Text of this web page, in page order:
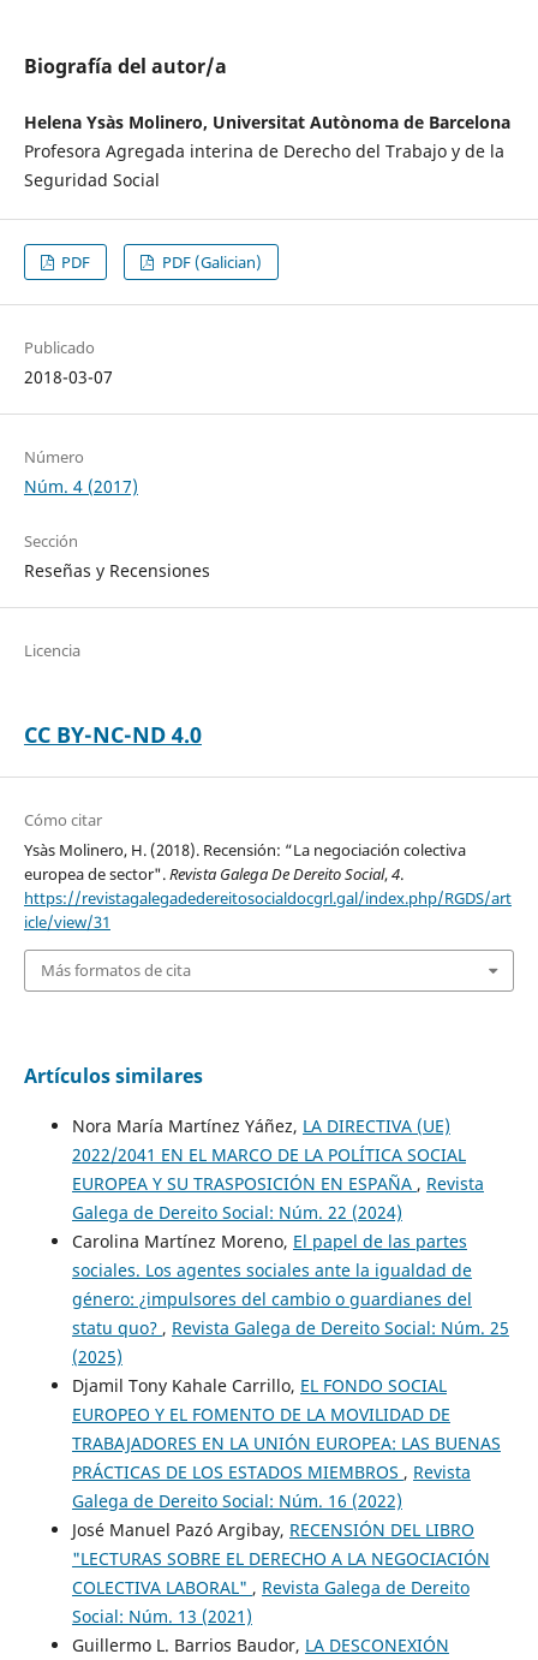
Biografía del autor/a
Helena Ysàs Molinero, Universitat Autònoma de Barcelona
Profesora Agregada interina de Derecho del Trabajo y de la
Seguridad Social
PDF PDF (Galician)
Publicado
2018-03-07
Número
Núm. 4 (2017)
Sección
Reseñas y Recensiones
Licencia
CC BY-NC-ND 4.0
Cómo citar
Ysàs Molinero, H. (2018). Recensión: “La negociación colectiva
europea de sector".Revista Galega De Dereito Social,4.
https://revistagalegadedereitosocialdocgrl.gal/index.php/RGDS/art
icle/view/31
Más formatos de cita
Artículos similares
Nora María Martínez Yáñez, LA DIRECTIVA (UE)
2022/2041 EN EL MARCO DE LA POLÍTICA SOCIAL
EUROPEA Y SU TRASPOSICIÓN EN ESPAÑA , Revista
Galega de Dereito Social: Núm. 22 (2024)
Carolina Martínez Moreno, El papel de las partes
sociales. Los agentes sociales ante la igualdad de
género: ¿impulsores del cambio o guardianes del
statu quo? , Revista Galega de Dereito Social: Núm. 25
(2025)
Djamil Tony Kahale Carrillo, EL FONDO SOCIAL
EUROPEO Y EL FOMENTO DE LA MOVILIDAD DE
TRABAJADORES EN LA UNIÓN EUROPEA: LAS BUENAS
PRÁCTICAS DE LOS ESTADOS MIEMBROS , Revista
Galega de Dereito Social: Núm. 16 (2022)
José Manuel Pazó Argibay, RECENSIÓN DEL LIBRO
"LECTURAS SOBRE EL DERECHO A LA NEGOCIACIÓN
COLECTIVA LABORAL" , Revista Galega de Dereito
Social: Núm. 13 (2021)
Guillermo L. Barrios Baudor, LA DESCONEXIÓN